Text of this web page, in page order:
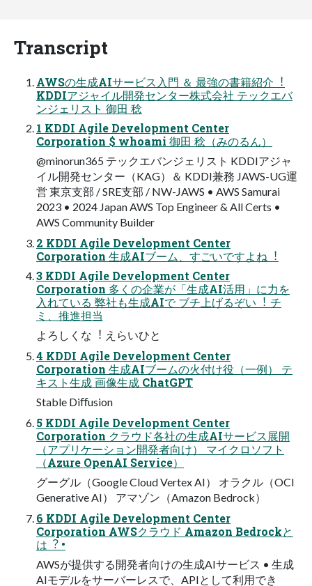
Transcript
AWSの⽣成AIサービス⼊⾨ ＆ 最強の書籍紹介︕
KDDIアジャイル開発センター株式会社 テックエバ
ンジェリスト 御⽥ 稔
1 KDDI Agile Development Center
Corporation $ whoami 御⽥ 稔（みのるん）
@minorun365 テックエバンジェリスト KDDIアジャ
イル開発センター（KAG）＆ KDDI兼務 JAWS-UG運
営 東京⽀部 / SRE⽀部 / NW-JAWS • AWS Samurai
2023 • 2024 Japan AWS Top Engineer & All Certs •
AWS Community Builder
2 KDDI Agile Development Center
Corporation ⽣成AIブーム、すごいですよね︕
3 KDDI Agile Development Center
Corporation 多くの企業が「⽣成AI活⽤」に⼒を
⼊れている 弊社も⽣成AIで ブチ上げるぞい︕ チ
ミ、推進担当
よろしくな︕ えらいひと
4 KDDI Agile Development Center
Corporation ⽣成AIブームの⽕付け役（⼀例） テ
キスト⽣成 画像⽣成 ChatGPT
Stable Diﬀusion
5 KDDI Agile Development Center
Corporation クラウド各社の⽣成AIサービス展開
（アプリケーション開発者向け） マイクロソフト
（Azure OpenAI Service）
グーグル（Google Cloud Vertex AI） オラクル（OCI
Generative AI） アマゾン（Amazon Bedrock）
6 KDDI Agile Development Center
Corporation AWSクラウド Amazon Bedrockと
は︖ •
AWSが提供する開発者向けの⽣成AIサービス • ⽣成
AIモデルをサーバーレスで、APIとして利⽤でき